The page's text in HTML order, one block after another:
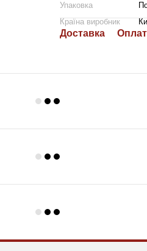
Упаковка
Країна виробник
Доставка